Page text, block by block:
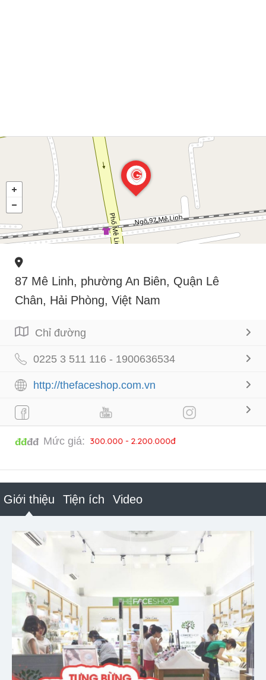
87 Mê Linh, phường An Biên, Quận Lê
Chân, Hải Phòng, Việt Nam
Chỉ đường
0225 3 511 116 - 1900636534
http://thefaceshop.com.vn
đđđđ Mức giá: 300.000 - 2.200.000đ
Giới thiệu Tiện ích Video